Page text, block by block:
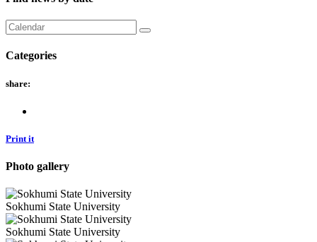
Categories
share:
Print it
Photo gallery
Sokhumi State University
Sokhumi State University